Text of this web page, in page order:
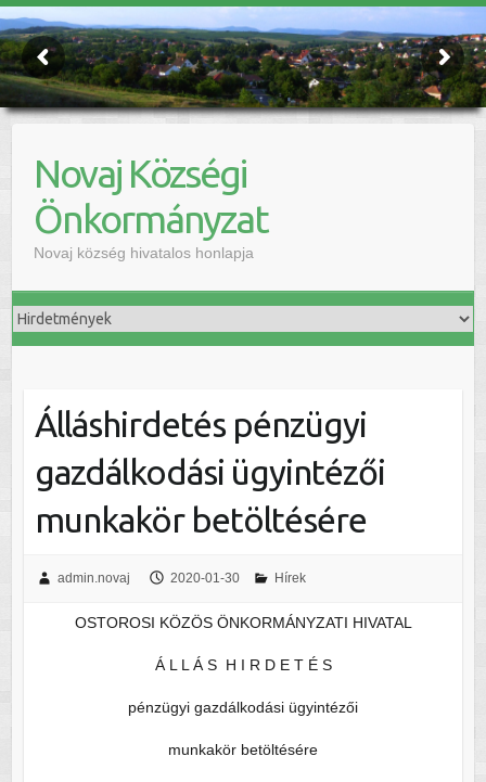
Novaj Községi
Önkormányzat
Novaj község hivatalos honlapja
Álláshirdetés pénzügyi
gazdálkodási ügyintézői
munkakör betöltésére
admin.novaj 2020-01-30 Hírek
OSTOROSI KÖZÖS ÖNKORMÁNYZATI HIVATAL
Á L L Á S H I R D E T É S
pénzügyi gazdálkodási ügyintézői
munkakör betöltésére